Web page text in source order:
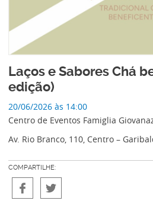
Laços e Sabores Chá
edição)
20/06/2026 às 14:00
Centro de Eventos Famiglia
Av. Rio Branco, 110, Centro –
COMPARTILHE: